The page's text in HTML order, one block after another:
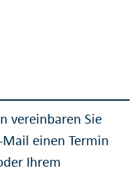
vereinbaren Sie
einen Termin
Ihrem